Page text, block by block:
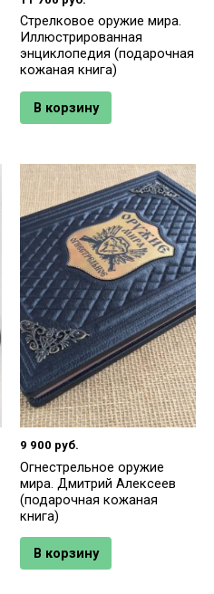
Стрелковое оружие мира.
Иллюстрированная
энциклопедия (подарочная
кожаная книга)
В корзину
9 900 руб.
Огнестрельное оружие
мира. Дмитрий Алексеев
(подарочная кожаная
книга)
В корзину